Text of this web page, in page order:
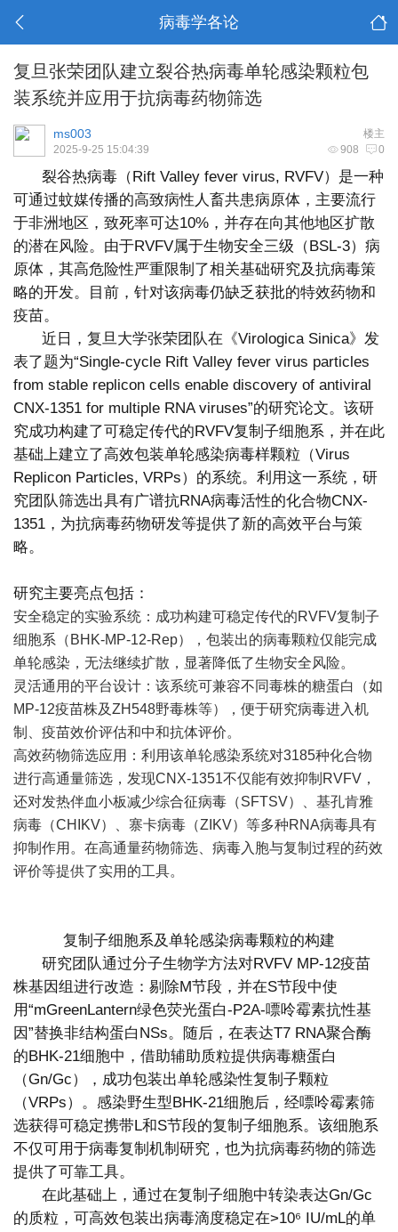
病毒学各论
复旦张荣团队建立裂谷热病毒单轮感染颗粒包
装系统并应用于抗病毒药物筛选
楼主
ms003
908 0
2025-9-25 15:04:39
裂谷热病毒（Rift Valley fever virus, RVFV）是一种
可通过蚊媒传播的高致病性人畜共患病原体，主要流行
于非洲地区，致死率可达10%，并存在向其他地区扩散
的潜在风险。由于RVFV属于生物安全三级（BSL-3）病
原体，其高危险性严重限制了相关基础研究及抗病毒策
略的开发。目前，针对该病毒仍缺乏获批的特效药物和
疫苗。
近日，复旦大学张荣团队在《Virologica Sinica》发
表了题为“Single-cycle Rift Valley fever virus particles
from stable replicon cells enable discovery of antiviral
CNX-1351 for multiple RNA viruses”的研究论文。该研
究成功构建了可稳定传代的RVFV复制子细胞系，并在此
基础上建立了高效包装单轮感染病毒样颗粒（Virus
Replicon Particles, VRPs）的系统。利用这一系统，研
究团队筛选出具有广谱抗RNA病毒活性的化合物CNX-
1351，为抗病毒药物研发等提供了新的高效平台与策
略。
研究主要亮点包括：
安全稳定的实验系统：成功构建可稳定传代的RVFV复制子
细胞系（BHK-MP-12-Rep），包装出的病毒颗粒仅能完成
单轮感染，无法继续扩散，显著降低了生物安全风险。
灵活通用的平台设计：该系统可兼容不同毒株的糖蛋白（如
MP-12疫苗株及ZH548野毒株等），便于研究病毒进入机
制、疫苗效价评估和中和抗体评价。
高效药物筛选应用：利用该单轮感染系统对3185种化合物
进行高通量筛选，发现CNX-1351不仅能有效抑制RVFV，
还对发热伴血小板减少综合征病毒（SFTSV）、基孔肯雅
病毒（CHIKV）、寨卡病毒（ZIKV）等多种RNA病毒具有
抑制作用。在高通量药物筛选、病毒入胞与复制过程的药效
评价等提供了实用的工具。
复制子细胞系及单轮感染病毒颗粒的构建
研究团队通过分子生物学方法对RVFV MP-12疫苗
株基因组进行改造：剔除M节段，并在S节段中使
用“mGreenLantern绿色荧光蛋白-P2A-嘌呤霉素抗性基
因”替换非结构蛋白NSs。随后，在表达T7 RNA聚合酶
的BHK-21细胞中，借助辅助质粒提供病毒糖蛋白
（Gn/Gc），成功包装出单轮感染性复制子颗粒
（VRPs）。感染野生型BHK-21细胞后，经嘌呤霉素筛
选获得可稳定携带L和S节段的复制子细胞系。该细胞系
不仅可用于病毒复制机制研究，也为抗病毒药物的筛选
提供了可靠工具。
在此基础上，通过在复制子细胞中转染表达Gn/Gc
的质粒，可高效包装出病毒滴度稳定在>10⁶ IU/mL的单